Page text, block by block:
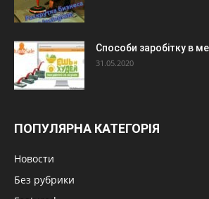
Способи заробітку в
31.05.2020
ПОПУЛЯРНА КАТЕГОРІЯ
Новости
Без рубрики